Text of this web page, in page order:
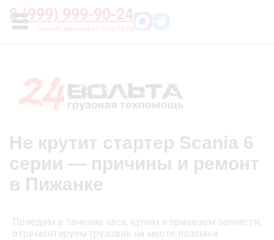
8 (999) 999-90-24
УСЛУГИ
Главная О нас Цены
Не крутит стартер Scania 6
серии — причины и ремонт
в Пижанке
Приедем в течение часа, купим и привезём запчасти,
отремонтируем грузовик на месте поломки